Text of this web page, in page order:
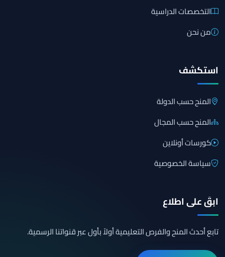
التخصصات الدراسية
من نحن
استكشف
المنح حسب الدولة
المنح حسب المجال
كورسات أونلاين
سياسة الخصوصية
ابقَ على اطلاع
تابع أحدث المنح والفرص التعليمية أولاً بأول عبر قنواتنا الرسمية.